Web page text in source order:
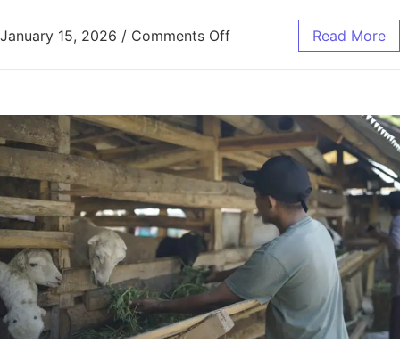
January 15, 2026 / Comments Off Read More